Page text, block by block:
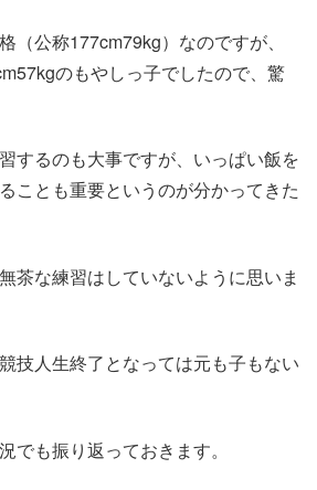
（公称177cm79kg）なのですが、
のもやしっ子でしたので、驚
するのも大事ですが、いっぱい飯を
ことも重要というのが分かってきた
茶な練習はしていないように思いま
技人生終了となっては元も子もない
でも振り返っておきます。